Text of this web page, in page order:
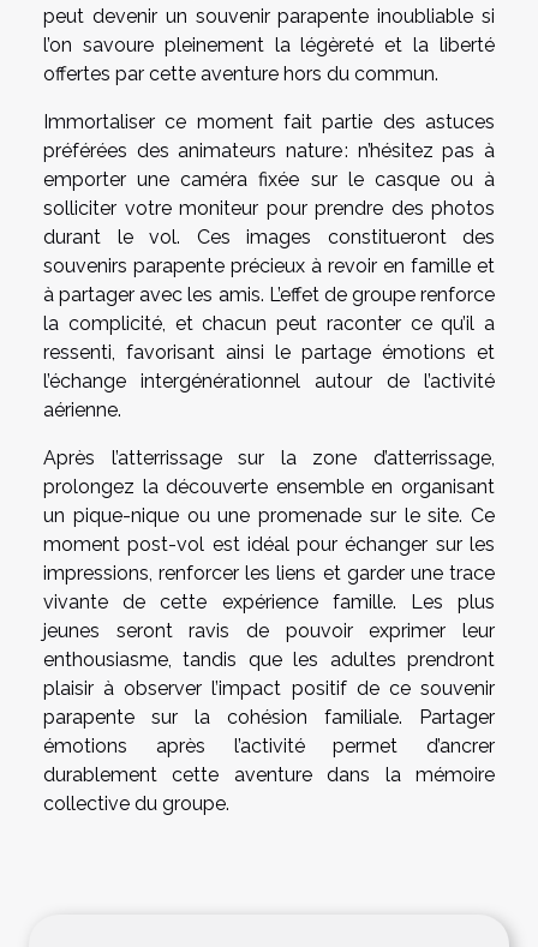
peut devenir un souvenir parapente inoubliable si
l’on savoure pleinement la légèreté et la liberté
offertes par cette aventure hors du commun.
Immortaliser ce moment fait partie des astuces
préférées des animateurs nature : n’hésitez pas à
emporter une caméra fixée sur le casque ou à
solliciter votre moniteur pour prendre des photos
durant le vol. Ces images constitueront des
souvenirs parapente précieux à revoir en famille et
à partager avec les amis. L’effet de groupe renforce
la complicité, et chacun peut raconter ce qu’il a
ressenti, favorisant ainsi le partage émotions et
l’échange intergénérationnel autour de l’activité
aérienne.
Après l’atterrissage sur la zone d’atterrissage,
prolongez la découverte ensemble en organisant
un pique-nique ou une promenade sur le site. Ce
moment post-vol est idéal pour échanger sur les
impressions, renforcer les liens et garder une trace
vivante de cette expérience famille. Les plus
jeunes seront ravis de pouvoir exprimer leur
enthousiasme, tandis que les adultes prendront
plaisir à observer l’impact positif de ce souvenir
parapente sur la cohésion familiale. Partager
émotions après l’activité permet d’ancrer
durablement cette aventure dans la mémoire
collective du groupe.